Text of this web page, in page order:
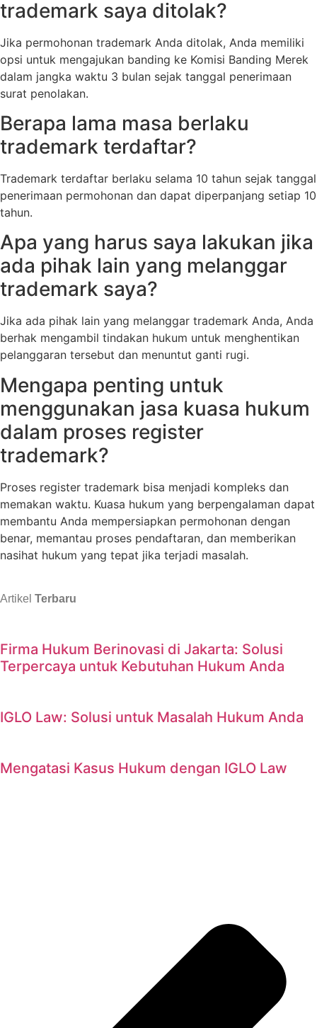
trademark saya ditolak?
Jika permohonan trademark Anda ditolak, Anda memiliki
opsi untuk mengajukan banding ke Komisi Banding Merek
dalam jangka waktu 3 bulan sejak tanggal penerimaan
surat penolakan.
Berapa lama masa berlaku
trademark terdaftar?
Trademark terdaftar berlaku selama 10 tahun sejak tanggal
penerimaan permohonan dan dapat diperpanjang setiap 10
tahun.
Apa yang harus saya lakukan jika
ada pihak lain yang melanggar
trademark saya?
Jika ada pihak lain yang melanggar trademark Anda, Anda
berhak mengambil tindakan hukum untuk menghentikan
pelanggaran tersebut dan menuntut ganti rugi.
Mengapa penting untuk
menggunakan jasa kuasa hukum
dalam proses register
trademark?
Proses register trademark bisa menjadi kompleks dan
memakan waktu. Kuasa hukum yang berpengalaman dapat
membantu Anda mempersiapkan permohonan dengan
benar, memantau proses pendaftaran, dan memberikan
nasihat hukum yang tepat jika terjadi masalah.
Artikel Terbaru
Firma Hukum Berinovasi di Jakarta: Solusi
Terpercaya untuk Kebutuhan Hukum Anda
IGLO Law: Solusi untuk Masalah Hukum Anda
Mengatasi Kasus Hukum dengan IGLO Law